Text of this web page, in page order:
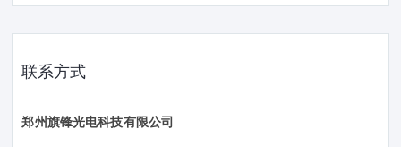
联系方式
郑州旗锋光电科技有限公司